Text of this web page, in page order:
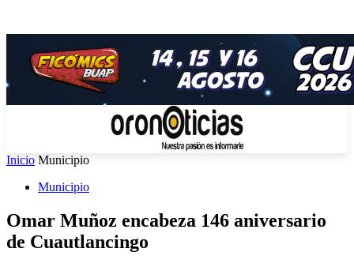
Inicio Municipio
Municipio
Omar Muñoz encabeza 146 aniversario
de Cuautlancingo